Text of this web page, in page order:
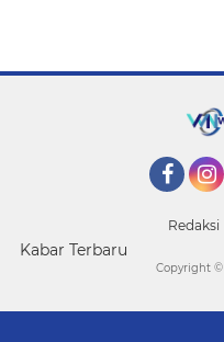
Redaksi
Kabar Terbaru
Copyright ©